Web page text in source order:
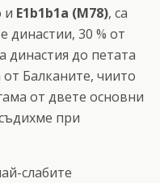
и E1b1b1a (M78), са
династии, 30 % от
династия до петата
Балканите, чиито
от двете основни
при
слабите